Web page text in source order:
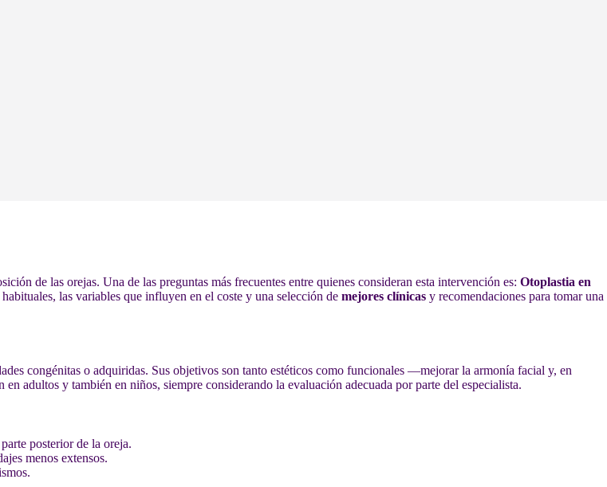
de las orejas. Una de las preguntas más frecuentes entre quienes consideran esta intervención es: Otoplastia en
habituales, las variables que influyen en el coste y una selección de mejores clínicas y recomendaciones para tomar una
congénitas o adquiridas. Sus objetivos son tanto estéticos como funcionales —mejorar la armonía facial y, en
adultos y también en niños, siempre considerando la evaluación adecuada por parte del especialista.
posterior de la oreja.
menos extensos.